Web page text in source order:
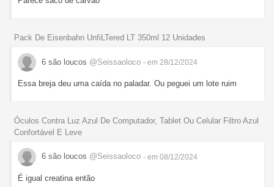
Pack De Eisenbahn UnfiLTered LT 350ml 12 Unidades
6 são loucos @Seissaoloco - em 28/12/2024
Essa breja deu uma caída no paladar. Ou peguei um lote ruim
Óculos Contra Luz Azul De Computador, Tablet Ou Celular Filtro Azul
Confortável E Leve
6 são loucos @Seissaoloco - em 08/12/2024
É igual creatina então